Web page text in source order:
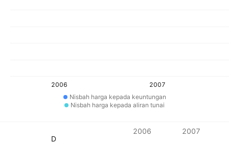
2006
2007
Nisbah harga kepada keuntungan
Nisbah harga kepada aliran tunai
Mata wang: USD
2006 2007